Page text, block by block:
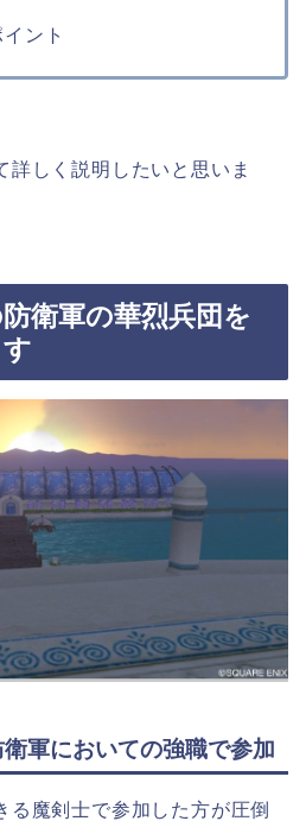
ント
詳しく説明したいと思いま
衛軍の華烈兵団を
軍においての強職で参加
る魔剣士で参加した方が圧倒